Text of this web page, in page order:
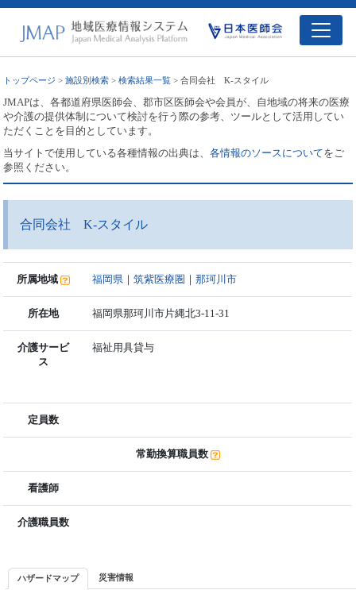
トップページ >施設別検索 >検索結果一覧 > 合同会社 K-スタイル
JMAPは、各都道府県医師会、郡市区医師会や会員が、自地域の将来の医療
や介護の提供体制について検討を行う際の参考、ツールとして活用してい
ただくことを目的としています。
当サイトで使用している各種情報の出典は、各情報のソースについてをご
参照ください。
合同会社 K-スタイル
所属地域 福岡県 ｜筑紫医療圏 ｜那珂川市
所在地 福岡県那珂川市片縄北3-11-31
介護サービ
ス
福祉用具貸与
定員数
常勤換算職員数
看護師
介護職員数
ハザードマップ 災害情報